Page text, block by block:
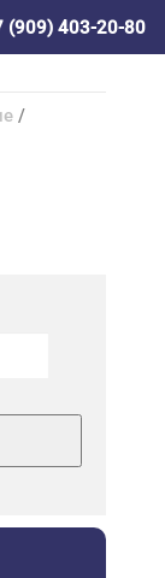
(909) 403-20-80
/